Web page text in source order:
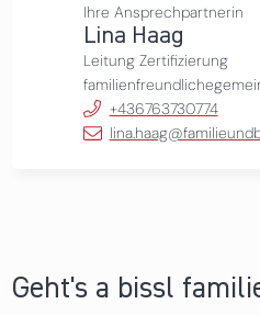
Ihre Ansprechpartnerin
Lina Haag
Leitung Zertifizierung
+436763730774
Geht's a bissl